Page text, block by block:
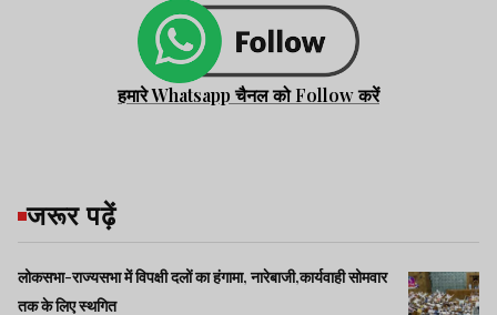
हमारे Whatsapp चैनल को Follow करें
जरूर पढ़ें
लोकसभा-राज्यसभा में विपक्षी दलों का हंगामा, नारेबाजी,कार्यवाही सोमवार
तक के लिए स्थगित